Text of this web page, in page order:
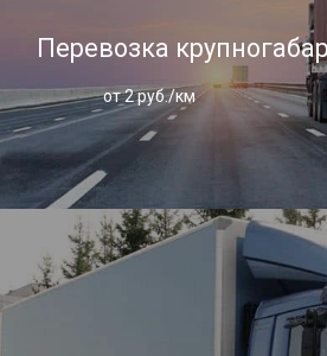
Перевозка
от 2 руб./км